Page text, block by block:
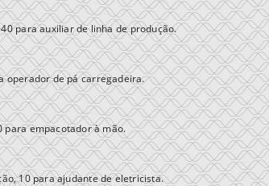
para auxiliar de linha de produção.
operador de pá carregadeira.
para empacotador à mão.
10 para ajudante de eletricista.